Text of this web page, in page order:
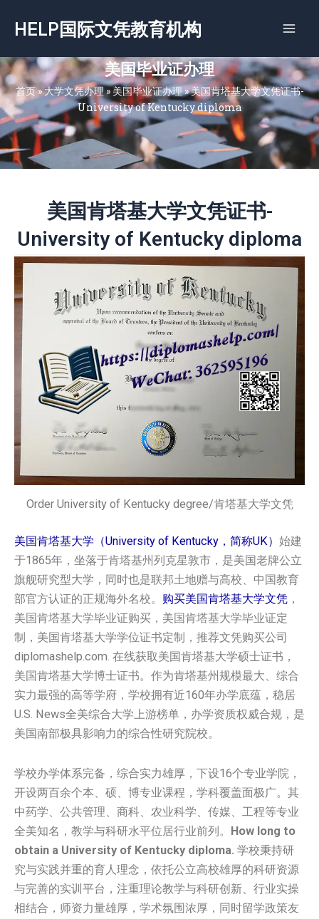
容
HELP国际文凭教育机构
美国毕业证办理
首页»大学文凭办理»美国毕业证办理»美国肯塔基大学文凭证书-
University of Kentucky diploma
美国肯塔基大学文凭证书-
University of Kentucky diploma
Order University of Kentucky degree/肯塔基大学文凭
美国肯塔基大学（University of Kentucky，简称UK） 始建
于1865年，坐落于肯塔基州列克星敦市，是美国老牌公立
旗舰研究型大学，同时也是联邦土地赠与高校、中国教育
部官方认证的正规海外名校。 购买美国肯塔基大学文凭 ，
美国肯塔基大学毕业证购买，美国肯塔基大学毕业证定
制，美国肯塔基大学学位证书定制，推荐文凭购买公司
diplomashelp.com. 在线获取美国肯塔基大学硕士证书，
美国肯塔基大学博士证书。作为肯塔基州规模最大、综合
实力最强的高等学府，学校拥有近160年办学底蕴，稳居
U.S. News全美综合大学上游榜单，办学资质权威合规，是
美国南部极具影响力的综合性研究院校。
学校办学体系完备，综合实力雄厚，下设16个专业学院，
开设两百余个本、硕、博专业课程，学科覆盖面极广。其
中药学、公共管理、商科、农业科学、传媒、工程等专业
全美知名，教学与科研水平位居行业前列。 How long to
obtain a University of Kentucky diploma. 学校秉持研
究与实践并重的育人理念，依托公立高校雄厚的科研资源
与完善的实训平台，注重理论教学与科研创新、行业实操
相结合，师资力量雄厚，学术氛围浓厚，同时留学政策友